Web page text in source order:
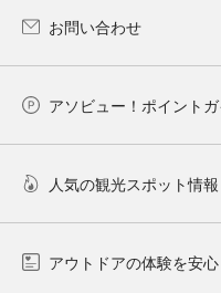
お問い合わせ
アソビュー！ポイント
人気の観光スポット情報
アウトドアの体験を安